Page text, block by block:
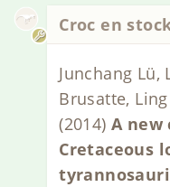
Croc en
Junchang Lü,
Brusatte,
(2014)A new
Cretaceous